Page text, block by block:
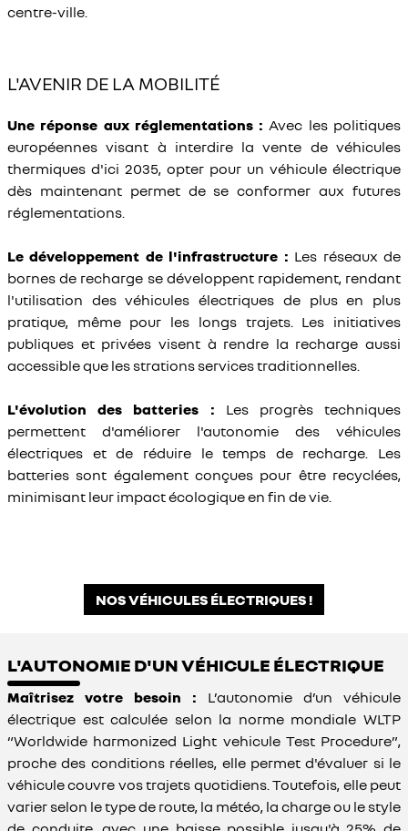
centre-ville.
L'AVENIR DE LA MOBILITÉ
Une réponse aux réglementations :Avec les politiques
européennes visant à interdire la vente de véhicules
thermiques d'ici 2035, opter pour un véhicule électrique
dès maintenant permet de se conformer aux futures
réglementations.
Le développement de l'infrastructure : Les réseaux de
bornes de recharge se développent rapidement, rendant
l'utilisation des véhicules électriques de plus en plus
pratique, même pour les longs trajets. Les initiatives
publiques et privées visent à rendre la recharge aussi
accessible que les strations services traditionnelles.
L'évolution des batteries : Les progrès techniques
permettent d'améliorer l'autonomie des véhicules
électriques et de réduire le temps de recharge. Les
batteries sont également conçues pour être recyclées,
minimisant leur impact écologique en fin de vie.
NOS VÉHICULES ÉLECTRIQUES !
L'AUTONOMIE D'UN VÉHICULE ÉLECTRIQUE
Maîtrisez votre besoin : L’autonomie d’un véhicule
électrique est calculée selon la norme mondiale WLTP
“Worldwide harmonized Light vehicule Test Procedure”,
proche des conditions réelles, elle permet d'évaluer si le
véhicule couvre vos trajets quotidiens. Toutefois, elle peut
varier selon le type de route, la météo, la charge ou le style